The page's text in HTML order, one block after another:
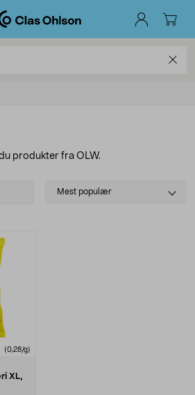
produkter fra OLW.
Select
Mest populær
(0,28/g)
XL,